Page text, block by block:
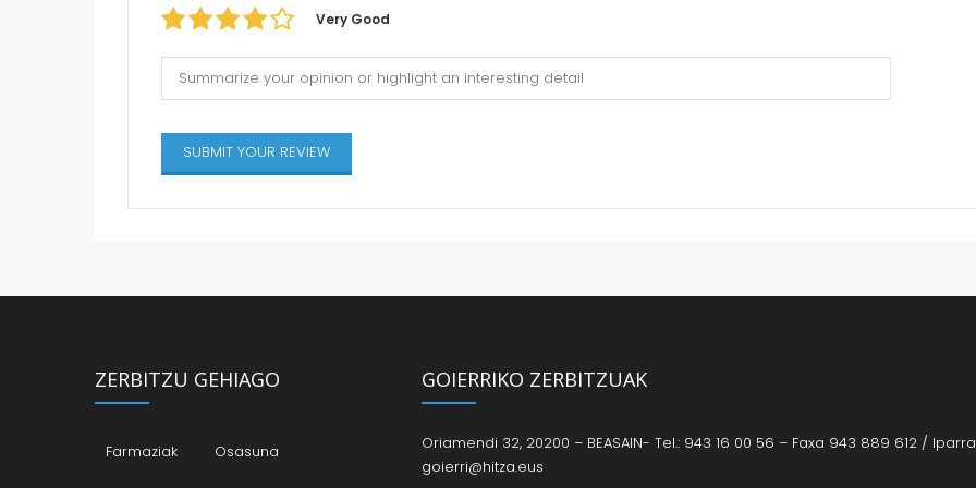
Very Good
ZERBITZU GEHIAGO
Farmaziak
Osasuna
GOIERRIKO ZERBITZUAK
Oriamendi 32, 20200 – BEASAIN- Tel.: 943 16 00 56 – Faxa 943 889 612 /
goierri@hitza.eus